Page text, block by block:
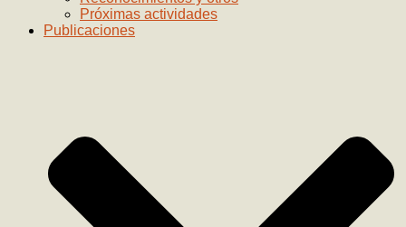
Próximas actividades
Publicaciones